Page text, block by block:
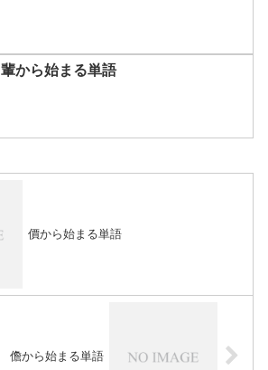
輩から始まる単語
價から始まる単語
儋から始まる単語